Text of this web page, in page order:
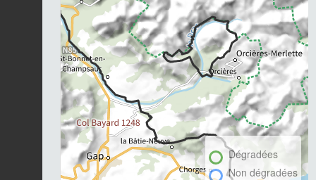
Dégradées
Non dégradées